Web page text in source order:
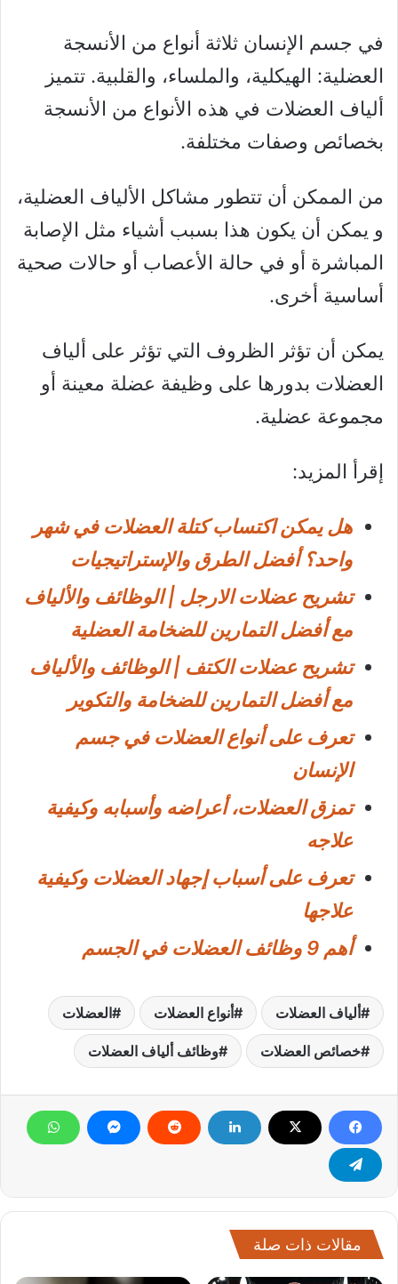
في جسم الإنسان ثلاثة أنواع من الأنسجة
العضلية: الهيكلية، والملساء، والقلبية. تتميز
ألياف العضلات في هذه الأنواع من الأنسجة
بخصائص وصفات مختلفة.
من الممكن أن تتطور مشاكل الألياف العضلية،
و يمكن أن يكون هذا بسبب أشياء مثل الإصابة
المباشرة أو في حالة الأعصاب أو حالات صحية
أساسية أخرى.
يمكن أن تؤثر الظروف التي تؤثر على ألياف
العضلات بدورها على وظيفة عضلة معينة أو
مجموعة عضلية.
إقرأ المزيد:
هل يمكن اكتساب كتلة العضلات في شهر
واحد؟ أفضل الطرق والإستراتيجيات
تشريح عضلات الارجل | الوظائف والألياف
مع أفضل التمارين للضخامة العضلية
تشريح عضلات الكتف | الوظائف والألياف
مع أفضل التمارين للضخامة والتكوير
تعرف على أنواع العضلات في جسم
الإنسان
تمزق العضلات، أعراضه وأسبابه وكيفية
علاجه
تعرف على أسباب إجهاد العضلات وكيفية
علاجها
أهم 9 وظائف العضلات في الجسم
ألياف العضلات أنواع العضلات العضلات
خصائص العضلات وظائف ألياف العضلات
مقالات ذات صلة